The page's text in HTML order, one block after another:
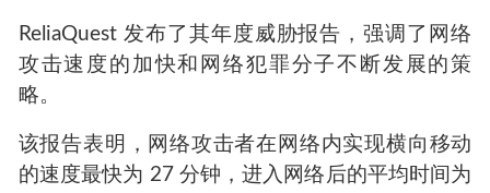
ReliaQuest 发布了其年度威胁报告，强调了网络
攻击速度的加快和网络犯罪分子不断发展的策
略。
该报告表明，网络攻击者在网络内实现横向移动
的速度最快为 27 分钟，进入网络后的平均时间为